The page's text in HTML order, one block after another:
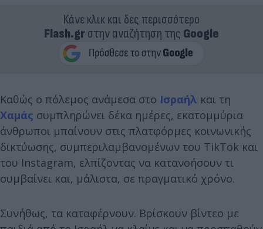
Κάνε κλικ και δες περισσότερο
Flash.grστην αναζήτηση της Google
Καθώς ο πόλεμος ανάμεσα στο Ισραήλ και τη
Χαμάς συμπληρώνει δέκα ημέρες, εκατομμύρια
άνθρωποι μπαίνουν στις πλατφόρμες κοινωνικής
δικτύωσης, συμπεριλαμβανομένων του TikTok και
του Instagram, ελπίζοντας να κατανοήσουν τι
συμβαίνει και, μάλιστα, σε πραγματικό χρόνο.
Συνήθως, τα καταφέρνουν. Βρίσκουν βίντεο με